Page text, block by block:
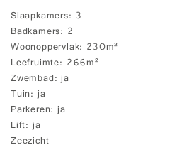
Slaapkamers 3
Badkamers 2
Woonoppervlak 230m²
Leefruimte 266m²
Zwembad ja
Tuin ja
Parkeren ja
Lift ja
Zeezicht